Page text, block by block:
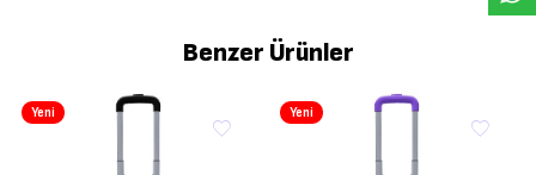
Benzer Ürünler
Yeni Yeni